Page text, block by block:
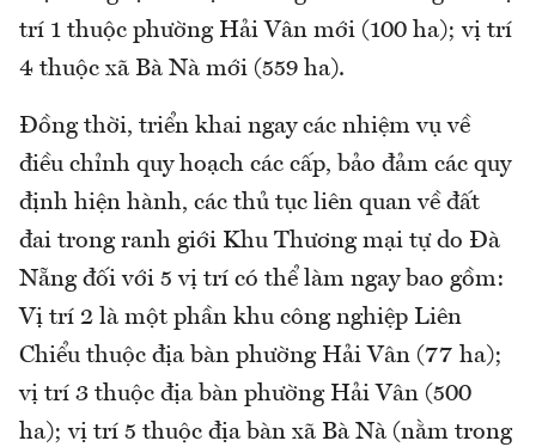
trí 1 thuộc phường Hải Vân mới (100 ha); vị trí
4 thuộc xã Bà Nà mới (559 ha).
Đồng thời, triển khai ngay các nhiệm vụ về
điều chỉnh quy hoạch các cấp, bảo đảm các quy
định hiện hành, các thủ tục liên quan về đất
đai trong ranh giới Khu Thương mại tự do Đà
Nẵng đối với 5 vị trí có thể làm ngay bao gồm:
Vị trí 2 là một phần khu công nghiệp Liên
Chiểu thuộc địa bàn phường Hải Vân (77 ha);
vị trí 3 thuộc địa bàn phường Hải Vân (500
ha); vị trí 5 thuộc địa bàn xã Bà Nà (nằm trong